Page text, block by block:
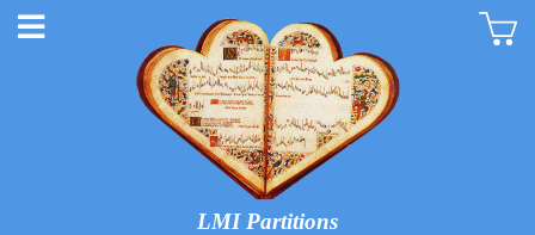
LMI Partitions